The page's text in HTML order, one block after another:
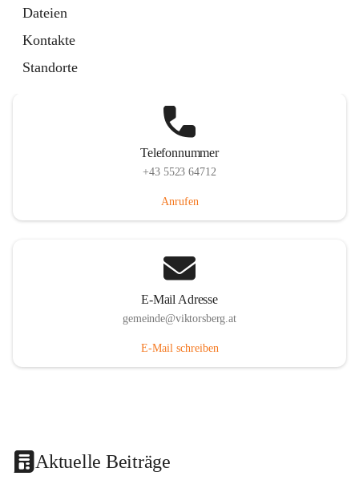
Dateien
Kontakte
Standorte
Telefonnummer
+43 5523 64712
Anrufen
E-Mail Adresse
gemeinde@viktorsberg.at
E-Mail schreiben
Aktuelle Beiträge